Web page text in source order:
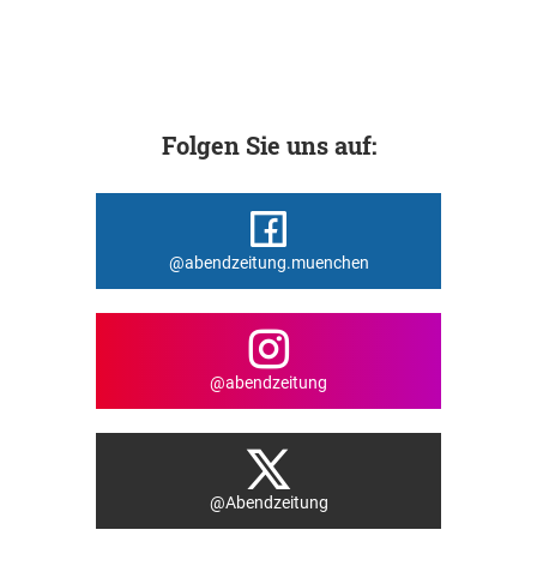
Folgen Sie uns auf:
@abendzeitung.muenchen
@abendzeitung
@Abendzeitung